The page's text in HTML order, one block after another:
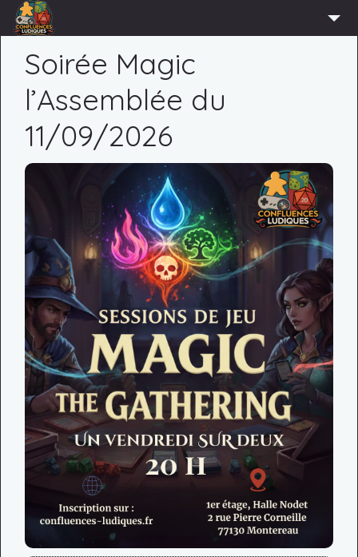
ADHÉRER
AGENDA
ACTUS
PARTENAIRES
PRESSE
CONTACT
CONNEXION
Soirée Magic
l’Assemblée du
11/09/2026